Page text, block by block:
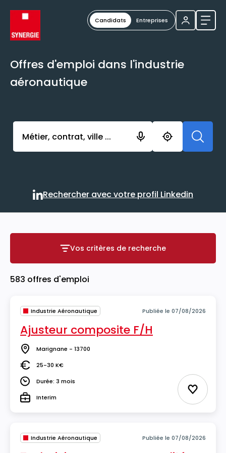
Candidats Entreprises
Offres d'emploi dans l'industrie
aéronautique
Activer l’élément pour lancer l’enregistrement.
Rechercher avec votre
Rechercher avec votre profil Linkedin
Vos critères de recherche
Vos critères de recherche
583 offres d'emploi
Industrie Aéronautique Publiée le 07/08/2026
Ajusteur composite F/H
Lieu Marignane - 13700
Salaire25-30 K€
DuréeDurée: 3 mois
TypeInterim Ajouter
Industrie Aéronautique Publiée le 07/08/2026